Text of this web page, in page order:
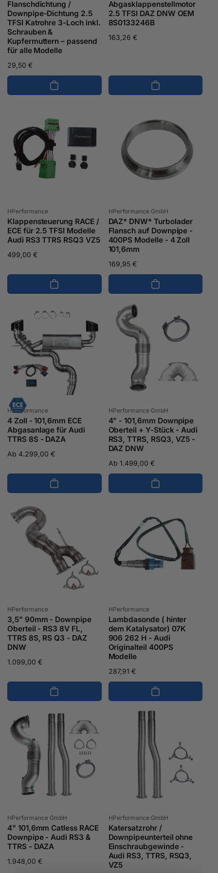
Flanschdichtung /
Downpipe-Dichtung 2.5
TFSI Katrohre 3-Loch inkl.
Schrauben &
Kupfermuttern – passend
für alle Modelle
Normaler
Preis
29,50 €
Abgasklappenstellmotor
2.5 TFSI DAZ DNW OEM
8S0133246B
Normaler
163,26 €
Anbieter:
HPerformance
Klappensteuerung RACE /
ECE für 2.5 TFSI Modelle
Audi RS3 TTRS RSQ3 VZ5
Normaler
499,00 €
Anbieter:
HPerformance GmbH
DAZ* DNW* Turbolader
Flansch auf Downpipe -
400PS Modelle - 4 Zoll
101,6mm
Normaler
Preis
169,95 €
Anbieter:
HPerformance
4 Zoll - 101,6mm ECE
Abgasanlage für Audi
TTRS 8S - DAZA
Normaler
Ab 4.299,00 €
Anbieter:
HPerformance GmbH
4" - 101,6mm Downpipe
Oberteil + Y-Stück - Audi
RS3, TTRS, RSQ3, VZ5 -
DAZ DNW
Normaler
Preis
Ab 1.499,00 €
Anbieter:
HPerformance
3,5" 90mm - Downpipe
Oberteil - RS3 8V FL,
TTRS 8S, RS Q3 - DAZ
DNW
Normaler
1.099,00 €
Anbieter:
HPerformance
Lambdasonde ( hinter
dem Katalysator) 07K
906 262 H - Audi
Originalteil 400PS
Modelle
Normaler
Preis
287,91 €
Anbieter:
HPerformance GmbH
4" 101,6mm Catless RACE
Downpipe - Audi RS3 &
TTRS - DAZA
Normaler
1.948,00 €
Anbieter:
HPerformance GmbH
Katersatzrohr /
Downpipeunterteil ohne
Einschraubgewinde -
Audi RS3, TTRS, RSQ3,
VZ5